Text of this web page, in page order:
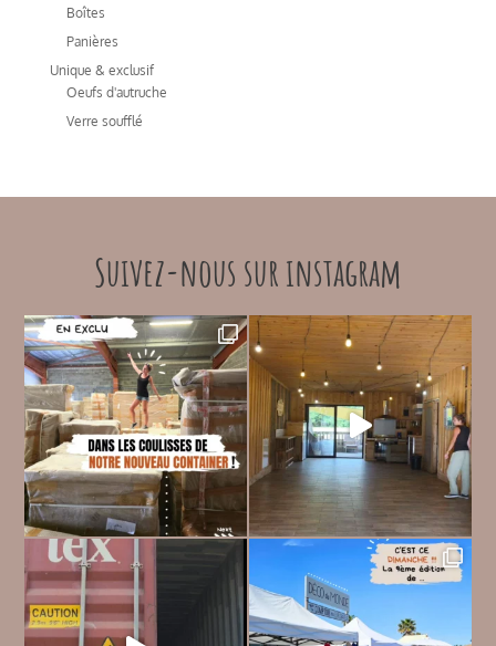
Boîtes
Panières
Unique & exclusif
Oeufs d'autruche
Verre soufflé
Suivez-nous sur instagram